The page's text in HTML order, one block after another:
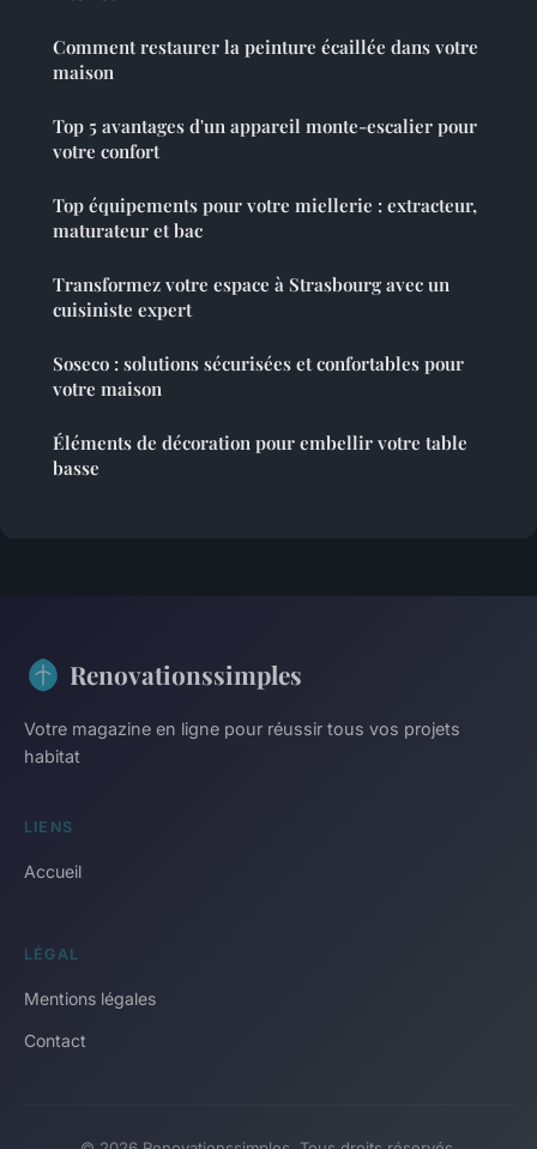
Comment restaurer la peinture écaillée dans votre
maison
Top 5 avantages d'un appareil monte-escalier pour
votre confort
Top équipements pour votre miellerie : extracteur,
maturateur et bac
Transformez votre espace à Strasbourg avec un
cuisiniste expert
Soseco : solutions sécurisées et confortables pour
votre maison
Éléments de décoration pour embellir votre table
basse
Renovationssimples
Votre magazine en ligne pour réussir tous vos projets
habitat
LIENS
Accueil
LÉGAL
Mentions légales
Contact